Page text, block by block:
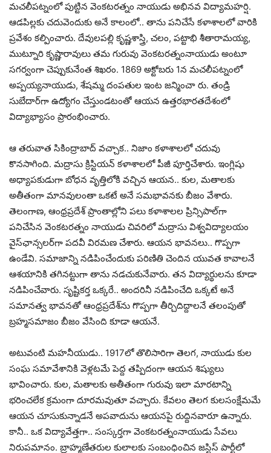
మ‌చ‌లీప‌ట్నంలో పుట్టిన వెంక‌ట‌ర‌త్నం నాయుడు అభిన‌వ విద్యామ‌హ‌ర్షి.
ఆడ‌పిల్ల‌కు చ‌దువెందుకు అనే కాలంలో.. తాను ప‌నిచేసే క‌ళాశాల‌లో వారికి
ప్ర‌వేశం క‌ల్పించారు. దేవుల‌ప‌ల్లి కృష్ణ‌శాస్త్రి, చ‌లం, ప‌ట్టాభి శీతారామ‌య్య‌,
ముట్నూరి కృష్ణారావులు త‌మ గురువు వెంక‌ట‌ర‌త్నంనాయుడు అంటూ
స‌గ‌ర్వంగా చెప్పుకునేంత శిఖ‌రం. 1869 అక్టోబ‌రు 1న మ‌చ‌లీప‌ట్నంలో
అప్ప‌య్య‌నాయుడు, శేష‌మ్మ దంప‌తుల ఇంట జ‌న్మించా రు. తండ్రి
సుబేదార్‌గా ఉద్యోగం చేస్తుండ‌టంతో ఆయ‌న ఉత్త‌ర‌భార‌త‌దేశంలో
విద్యాభ్యాసం ప్రారంభించారు.
ఆ త‌రువాత సికింద్రాబాద్ వ‌చ్చాక‌.. నిజాం క‌ళాశాల‌లో చ‌దువు
కొన‌సాగింది. మ‌ద్రాసు క్రిస్టియ‌న్ క‌ళాశాల‌లో పీజీ పూర్తిచేశారు. ఇంగ్లిషు
అధ్యాప‌కుడుగా బోధ‌న వృత్తిలోకి వ‌చ్చిన ఆయ‌న‌.. కుల‌, మ‌తాల‌కు
అతీతంగా మాన‌వులంతా ఒకటే అనే స‌మ‌భావ‌న‌కు బీజం వేశారు.
తెలంగాణ‌, ఆంధ్ర‌ప్ర‌దేశ్ ప్రాంతాల్లోని ప‌లు క‌ళాశాలల ప్రిన్సిపాల్‌గా
ప‌నిచేసిన వెంక‌ట‌ర‌త్నం నాయుడు చివ‌రిలో మ‌ద్రాసు విశ్వ‌విద్యాల‌యం
వైస్‌ఛాన్స‌ల‌ర్‌గా ప‌ద‌వీ విర‌మ‌ణ చేశారు. ఆయ‌న భావ‌న‌లు.. గొప్ప‌గా
ఉండేవి. స‌మాజాన్ని న‌డిపించేందుకు ప‌రిణితి చెందిన యువ‌త కావాల‌నే
ఆశ‌యానికి త‌గిన‌ట్టుగా తాను న‌డ‌చుకునేవారు. త‌న విద్యార్థుల‌ను కూడా
న‌డిపించేవారు. సృష్టిక‌ర్త ఒక్క‌రే.. అంద‌రినీ న‌డిపించేది ఒక్క‌టే అనే
స‌మాన‌త్వ భావ‌న‌తో ఆంధ్ర‌ప్ర‌దేశ్‌ను గొప్ప‌గా తీర్చిదిద్దాల‌నే త‌లంపుతో
బ్ర‌హ్మ‌స‌మాజం బీజం వేసింది కూడా ఆయ‌నే.
అటువంటి మ‌హ‌నీయుడు.. 1917లో తొలిసారిగా తెల‌గ‌, నాయుడు కుల
సంఘ స‌మావేశానికి వెళ్ల‌ట‌మే పెద్ద త‌ప్పిదంగా ఆయ‌న శిష్యులు
భావించారు. కుల‌, మ‌తాల‌కు అతీతంగా గురువు ఇలా మార‌టాన్ని
భ‌రించ‌లేక క్ర‌మంగా దూర‌మ‌వుతూ వ‌చ్చారు. కేవ‌లం తెల‌గ కుల‌సంక్షేమ‌మే
ఆయ‌న చూసుకున్నాడ‌నే అప‌వాదును ఆయ‌న‌పై రుద్దిన‌వారూ ఉన్నారు.
కానీ.. ఒక విద్యావేత్త‌గా.. సంస్క‌ర్త‌గా వెంక‌ట‌ర‌త్నంనాయుడు సేవ‌లు
నిరుప‌మానం. బ్రాహ్మ‌ణేత‌రుల కులాల‌కు సంబంధించిన జ‌స్టిస్ పార్టీలో